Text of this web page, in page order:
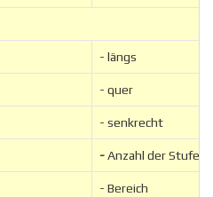
- längs
- quer
- senkrecht
-Anzahl der Stufen
- Bereich